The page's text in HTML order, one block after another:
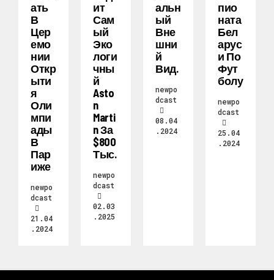
Ать
В
Цер
Емо
Нии
Откр
Ыти
Я
Оли
Мпи
Ады
В
Пар
Иже
newpo
dcast
21.04
.2024
Ит
Сам
Ый
Эко
Логи
Чны
Й
Asto
N
Marti
N За
$800
Тыс.
newpo
dcast
02.03
.2025
Альн
Ый
Вне
Шни
Й
Вид.
newpo
dcast
08.04
.2024
Пио
Ната
Бел
Арус
И По
Фут
Болу
newpo
dcast
25.04
.2024